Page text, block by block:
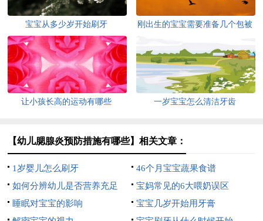
宝宝从多少岁开始刷牙 刚出生的宝宝需要准备几个包被
让小孩长高的运动有哪些 一岁宝宝怎么清洁牙齿
【幼儿腮腺炎预防措施有哪些】相关文章：
1岁婴儿怎么刷牙
46个月宝宝蔬果食谱
如何分辨幼儿是否营养充足
宝妈常见的6大喂奶误区
睡眠对宝宝的影响
宝宝几岁开始用牙膏